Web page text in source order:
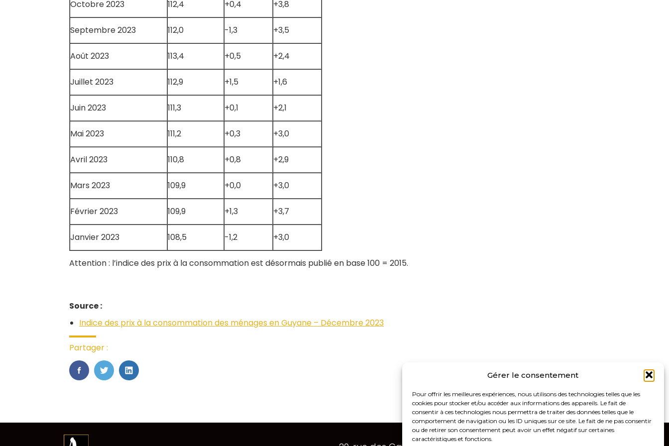
Gérer le consentement
Pour offrir les meilleures expériences, nous utilisons des technologies telles que les
cookies pour stocker et/ou accéder aux informations des appareils. Le fait de
consentir à ces technologies nous permettra de traiter des données telles que le
comportement de navigation ou les ID uniques sur ce site. Le fait de ne pas consentir
ou de retirer son consentement peut avoir un effet négatif sur certaines
caractéristiques et fonctions.
Octobre 2023 112,4 +0,4 +3,8
Septembre 2023 112,0 -1,3 +3,5
Août 2023 113,4 +0,5 +2,4
Juillet 2023 112,9 +1,5 +1,6
Juin 2023 111,3 +0,1 +2,1
Mai 2023 111,2 +0,3 +3,0
Avril 2023 110,8 +0,8 +2,9
Mars 2023 109,9 +0,0 +3,0
Février 2023 109,9 +1,3 +3,7
Janvier 2023 108,5 -1,2 +3,0
Attention : l’indice des prix à la consommation est désormais publié en base 100 = 2015.
Source :
Indice des prix à la consommation des ménages en Guyane – Décembre 2023
Partager :
FaceBook
TwitterLinkedIn